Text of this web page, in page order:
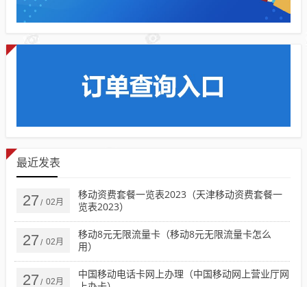
最近发表
27 / 02月
移动资费套餐一览表2023（天津移动资费套餐一
览表2023）
27 / 02月
移动8元无限流量卡（移动8元无限流量卡怎么
用）
27 / 02月
中国移动电话卡网上办理（中国移动网上营业厅网